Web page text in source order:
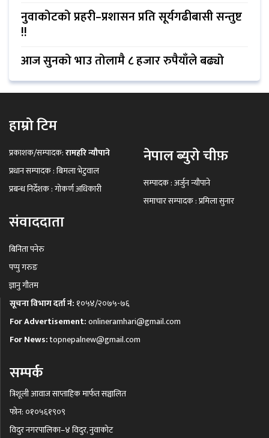
नुवाकोटको प्रहरी–प्रशासन प्रति सूर्यगढीबासी सन्तुष्ट
!!
आज सुनको भाउ तोलामै ८ हजार रुपैयाँले बढ्यो
हाम्रो टिम
प्रकाशक/सम्पादक:रामहरि न्यौपाने
प्रधान सम्पादक : बिमला भेटुवाल
प्रबन्ध निर्देशक : गोकर्ण अधिकारी
नेपाल ब्युरो चीफ़
सम्पादक : अर्जुन न्यौपाने
समाचार सम्पादक : प्रमिला सुनार
संवाददाता
बिनिता पनेरु
पप्पु गरुङ
ज्ञानु गौतम
सूचना विभाग दर्ता नं: १०५४/२०७५-७६
For Advertisement:onlineramhari@gmail.com
For News:topnepalnew@gmail.com
सम्पर्क
त्रिशूली आवाज साप्ताहिक मार्फत सञ्चालित
फोन: ०१०५६१९०९
विदुर नगरपालिका–४ विदुर, नुवाकोट